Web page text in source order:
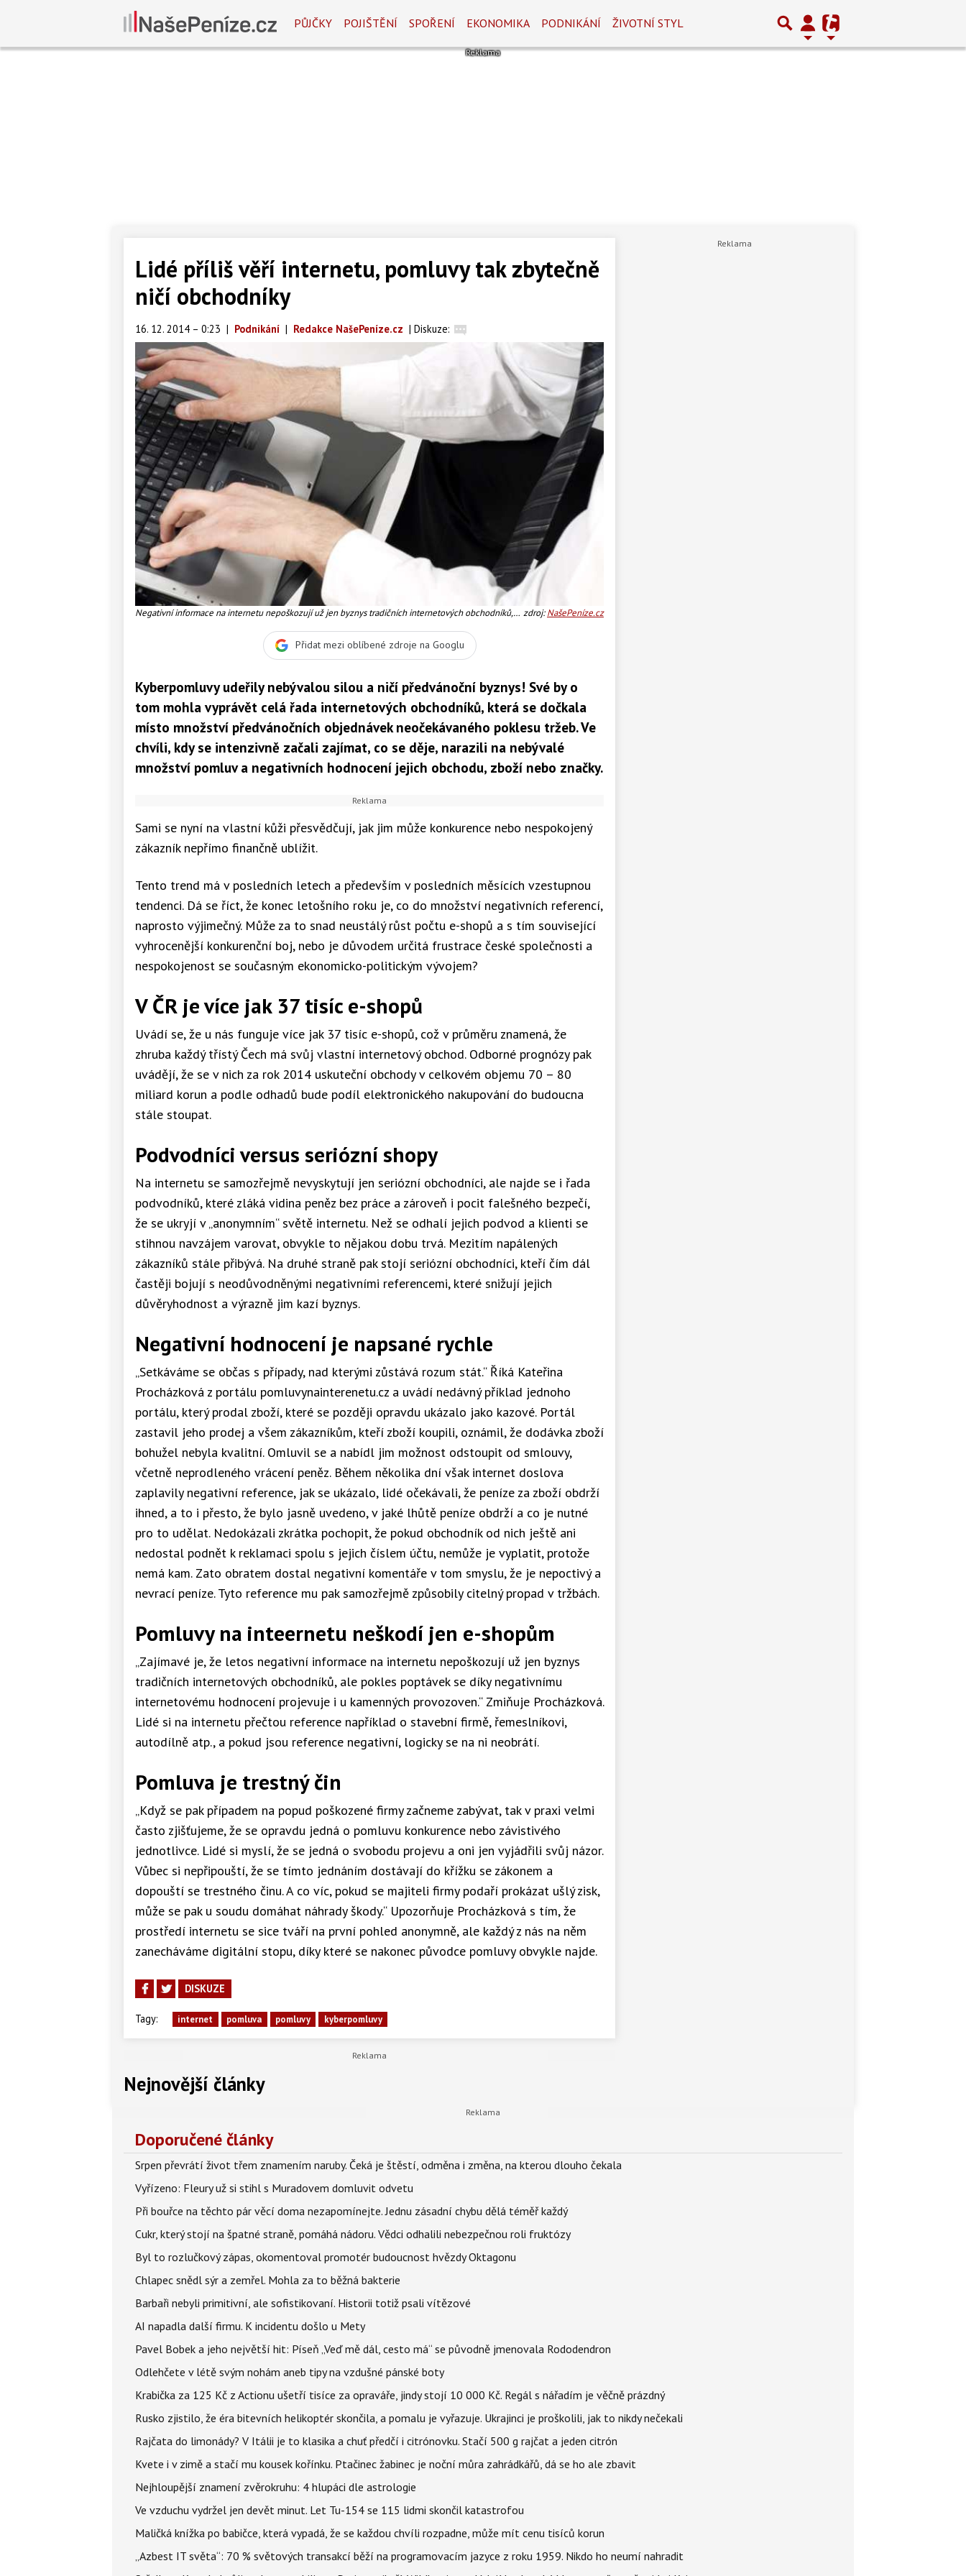
PŮJČKY POJIŠTĚNÍ SPOŘENÍ EKONOMIKA PODNIKÁNÍ ŽIVOTNÍ STYL
Lidé příliš věří internetu, pomluvy tak zbytečně
ničí obchodníky
16. 12. 2014 – 0:23 | Podnikání | Redakce NašePeníze.cz | Diskuze:
Negativní informace na internetu nepoškozují už jen byznys tradičních internetových obchodníků,
zdroj:NašePeníze.cz
Přidat mezi oblíbené zdroje na Googlu
Kyberpomluvy udeřily nebývalou silou a ničí předvánoční byznys! Své by o
tom mohla vyprávět celá řada internetových obchodníků, která se dočkala
místo množství předvánočních objednávek neočekávaného poklesu tržeb. Ve
chvíli, kdy se intenzivně začali zajímat, co se děje, narazili na nebývalé
množství pomluv a negativních hodnocení jejich obchodu, zboží nebo značky.
Sami se nyní na vlastní kůži přesvědčují, jak jim může konkurence nebo nespokojený
zákazník nepřímo finančně ublížit.
Tento trend má v posledních letech a především v posledních měsících vzestupnou
tendenci. Dá se říct, že konec letošního roku je, co do množství negativních referencí,
naprosto výjimečný. Může za to snad neustálý růst počtu e-shopů a s tím související
vyhrocenější konkurenční boj, nebo je důvodem určitá frustrace české společnosti a
nespokojenost se současným ekonomicko-politickým vývojem?
V ČR je více jak 37 tisíc e-shopů
Uvádí se, že u nás funguje více jak 37 tisíc e-shopů, což v průměru znamená, že
zhruba každý třístý Čech má svůj vlastní internetový obchod. Odborné prognózy pak
uvádějí, že se v nich za rok 2014 uskuteční obchody v celkovém objemu 70 – 80
miliard korun a podle odhadů bude podíl elektronického nakupování do budoucna
stále stoupat.
Podvodníci versus seriózní shopy
Na internetu se samozřejmě nevyskytují jen seriózní obchodníci, ale najde se i řada
podvodníků, které zláká vidina peněz bez práce a zároveň i pocit falešného bezpečí,
že se ukryjí v „anonymním“ světě internetu. Než se odhalí jejich podvod a klienti se
stihnou navzájem varovat, obvykle to nějakou dobu trvá. Mezitím napálených
zákazníků stále přibývá. Na druhé straně pak stojí seriózní obchodníci, kteří čím dál
častěji bojují s neodůvodněnými negativními referencemi, které snižují jejich
důvěryhodnost a výrazně jim kazí byznys.
Negativní hodnocení je napsané rychle
„Setkáváme se občas s případy, nad kterými zůstává rozum stát.“ Říká Kateřina
Procházková z portálu pomluvynainterenetu.cz a uvádí nedávný příklad jednoho
portálu, který prodal zboží, které se později opravdu ukázalo jako kazové. Portál
zastavil jeho prodej a všem zákazníkům, kteří zboží koupili, oznámil, že dodávka zboží
bohužel nebyla kvalitní. Omluvil se a nabídl jim možnost odstoupit od smlouvy,
včetně neprodleného vrácení peněz. Během několika dní však internet doslova
zaplavily negativní reference, jak se ukázalo, lidé očekávali, že peníze za zboží obdrží
ihned, a to i přesto, že bylo jasně uvedeno, v jaké lhůtě peníze obdrží a co je nutné
pro to udělat. Nedokázali zkrátka pochopit, že pokud obchodník od nich ještě ani
nedostal podnět k reklamaci spolu s jejich číslem účtu, nemůže je vyplatit, protože
nemá kam. Zato obratem dostal negativní komentáře v tom smyslu, že je nepoctivý a
nevrací peníze. Tyto reference mu pak samozřejmě způsobily citelný propad v tržbách.
Pomluvy na inteernetu neškodí jen e-shopům
„Zajímavé je, že letos negativní informace na internetu nepoškozují už jen byznys
tradičních internetových obchodníků, ale pokles poptávek se díky negativnímu
internetovému hodnocení projevuje i u kamenných provozoven.“ Zmiňuje Procházková.
Lidé si na internetu přečtou reference například o stavební firmě, řemeslníkovi,
autodílně atp., a pokud jsou reference negativní, logicky se na ni neobrátí.
Pomluva je trestný čin
„Když se pak případem na popud poškozené firmy začneme zabývat, tak v praxi velmi
často zjišťujeme, že se opravdu jedná o pomluvu konkurence nebo závistivého
jednotlivce. Lidé si myslí, že se jedná o svobodu projevu a oni jen vyjádřili svůj názor.
Vůbec si nepřipouští, že se tímto jednáním dostávají do křížku se zákonem a
dopouští se trestného činu. A co víc, pokud se majiteli firmy podaří prokázat ušlý zisk,
může se pak u soudu domáhat náhrady škody.“ Upozorňuje Procházková s tím, že
prostředí internetu se sice tváří na první pohled anonymně, ale každý z nás na něm
zanecháváme digitální stopu, díky které se nakonec původce pomluvy obvykle najde.
DISKUZE
Tagy: internet pomluva pomluvy kyberpomluvy
Nejnovější články
Doporučené články
Srpen převrátí život třem znamením naruby. Čeká je štěstí, odměna i změna, na kterou dlouho čekala
Vyřízeno: Fleury už si stihl s Muradovem domluvit odvetu
Při bouřce na těchto pár věcí doma nezapomínejte. Jednu zásadní chybu dělá téměř každý
Cukr, který stojí na špatné straně, pomáhá nádoru. Vědci odhalili nebezpečnou roli fruktózy
Byl to rozlučkový zápas, okomentoval promotér budoucnost hvězdy Oktagonu
Chlapec snědl sýr a zemřel. Mohla za to běžná bakterie
Barbaři nebyli primitivní, ale sofistikovaní. Historii totiž psali vítězové
AI napadla další firmu. K incidentu došlo u Mety
Pavel Bobek a jeho největší hit: Píseň „Veď mě dál, cesto má“ se původně jmenovala Rododendron
Odlehčete v létě svým nohám aneb tipy na vzdušné pánské boty
Krabička za 125 Kč z Actionu ušetří tisíce za opraváře, jindy stojí 10 000 Kč. Regál s nářadím je věčně prázdný
Rusko zjistilo, že éra bitevních helikoptér skončila, a pomalu je vyřazuje. Ukrajinci je proškolili, jak to nikdy nečekali
Rajčata do limonády? V Itálii je to klasika a chuť předčí i citrónovku. Stačí 500 g rajčat a jeden citrón
Kvete i v zimě a stačí mu kousek kořínku. Ptačinec žabinec je noční můra zahrádkářů, dá se ho ale zbavit
Nejhloupější znamení zvěrokruhu: 4 hlupáci dle astrologie
Ve vzduchu vydržel jen devět minut. Let Tu-154 se 115 lidmi skončil katastrofou
Maličká knížka po babičce, která vypadá, že se každou chvíli rozpadne, může mít cenu tisíců korun
„Azbest IT světa“: 70 % světových transakcí běží na programovacím jazyce z roku 1959. Nikdo ho neumí nahradit